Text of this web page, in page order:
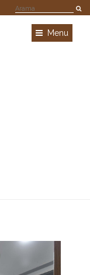
Menu